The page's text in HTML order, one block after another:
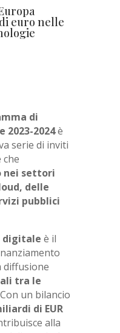
euro nelle
di
2023-2024è
serie di inviti
nei settori
delle
pubblici
digitale è il
diffusione
tra le
un bilancio
di EUR
alla